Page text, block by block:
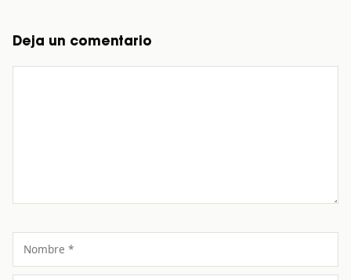
Deja un comentario
Nombre